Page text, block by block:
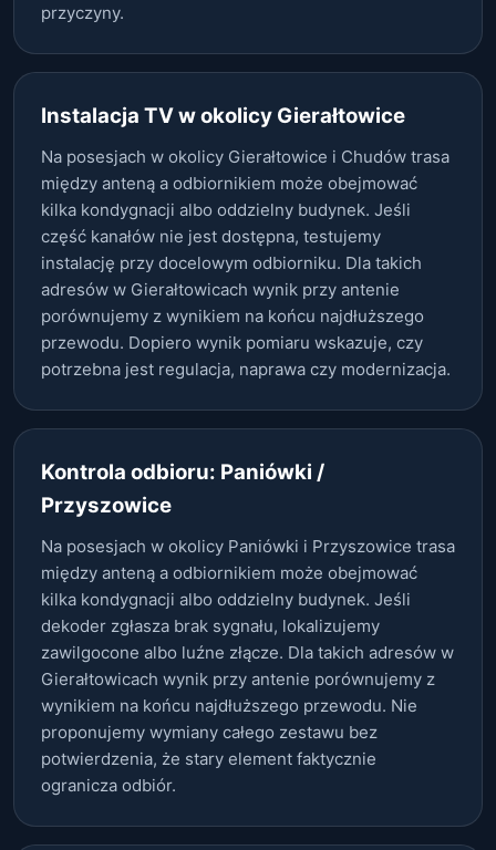
przyczyny.
Instalacja TV w okolicy Gierałtowice
Na posesjach w okolicy Gierałtowice i Chudów trasa
między anteną a odbiornikiem może obejmować
kilka kondygnacji albo oddzielny budynek. Jeśli
część kanałów nie jest dostępna, testujemy
instalację przy docelowym odbiorniku. Dla takich
adresów w Gierałtowicach wynik przy antenie
porównujemy z wynikiem na końcu najdłuższego
przewodu. Dopiero wynik pomiaru wskazuje, czy
potrzebna jest regulacja, naprawa czy modernizacja.
Kontrola odbioru: Paniówki /
Przyszowice
Na posesjach w okolicy Paniówki i Przyszowice trasa
między anteną a odbiornikiem może obejmować
kilka kondygnacji albo oddzielny budynek. Jeśli
dekoder zgłasza brak sygnału, lokalizujemy
zawilgocone albo luźne złącze. Dla takich adresów w
Gierałtowicach wynik przy antenie porównujemy z
wynikiem na końcu najdłuższego przewodu. Nie
proponujemy wymiany całego zestawu bez
potwierdzenia, że stary element faktycznie
ogranicza odbiór.